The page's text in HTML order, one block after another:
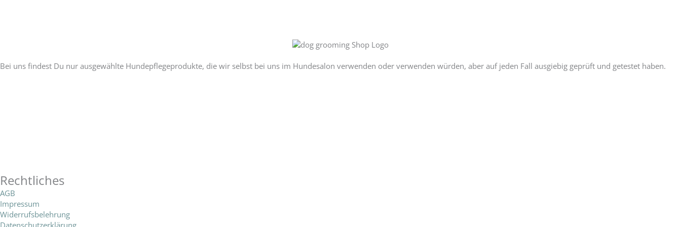
Bei uns findest Du nur ausgewählte Hundepflegeprodukte, die wir selbst bei uns im Hundesalon verwenden oder verwenden würden, aber auf jeden Fall ausgiebig geprüft und getestet haben.
n
e
e
l s
a
c
n
s
Rechtliches
AGB
Impressum
Widerrufsbelehrung